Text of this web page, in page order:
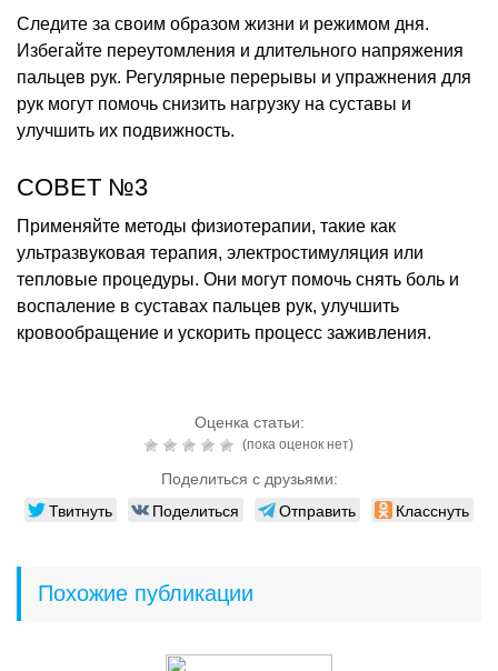
Следите за своим образом жизни и режимом дня.
Избегайте переутомления и длительного напряжения
пальцев рук. Регулярные перерывы и упражнения для
рук могут помочь снизить нагрузку на суставы и
улучшить их подвижность.
СОВЕТ №3
Применяйте методы физиотерапии, такие как
ультразвуковая терапия, электростимуляция или
тепловые процедуры. Они могут помочь снять боль и
воспаление в суставах пальцев рук, улучшить
кровообращение и ускорить процесс заживления.
Оценка статьи:
(пока оценок нет)
Поделиться с друзьями:
Твитнуть Поделиться Отправить Класснуть
Похожие публикации